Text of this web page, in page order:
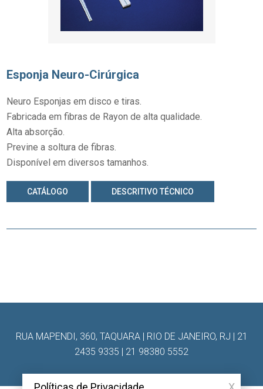
Esponja Neuro-Cirúrgica
Neuro Esponjas em disco e tiras.
Fabricada em fibras de Rayon de alta qualidade.
Alta absorção.
Previne a soltura de fibras.
Disponível em diversos tamanhos.
CATÁLOGO DESCRITIVO TÉCNICO
RUA MAPENDI, 360, TAQUARA | RIO DE JANEIRO, RJ | 21
2435 9335 | 21 98380 5552